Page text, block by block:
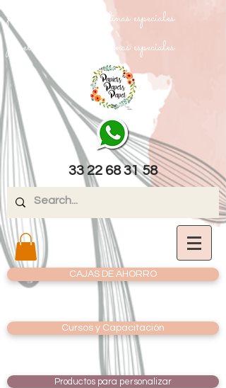
papel texturizado cartulinas especiales
papel texturizado cartulinas especiales
33 22 68 31 58
CAJAS DE AHORRO
Cursos y Capacitación
Productos para personalizar